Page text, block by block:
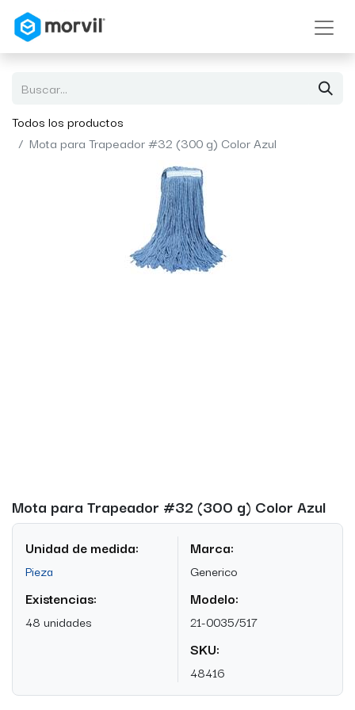
Todos los productos
Mota para Trapeador #32 (300 g) Color Azul
Mota para Trapeador #32 (300 g) Color Azul
Unidad de medida:
Pieza
Existencias:
48 unidades
Marca:
Generico
Modelo:
21-0035/517
SKU:
48416